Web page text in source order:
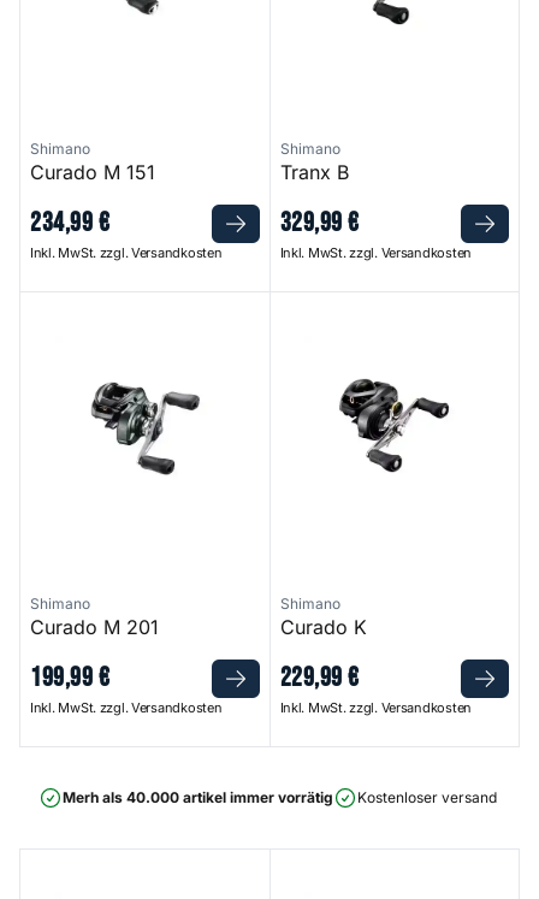
Shimano
Curado M 151
234,99€
Inkl. MwSt. zzgl. Versandkosten
Shimano
Tranx B
329,99€
Inkl. MwSt. zzgl. Versandkosten
Shimano
Curado M 201
199,99€
Inkl. MwSt. zzgl. Versandkosten
Shimano
Curado K
229,99€
Inkl. MwSt. zzgl. Versandkosten
Merh als 40.000 artikel immer vorrätig Kostenloser versand ab